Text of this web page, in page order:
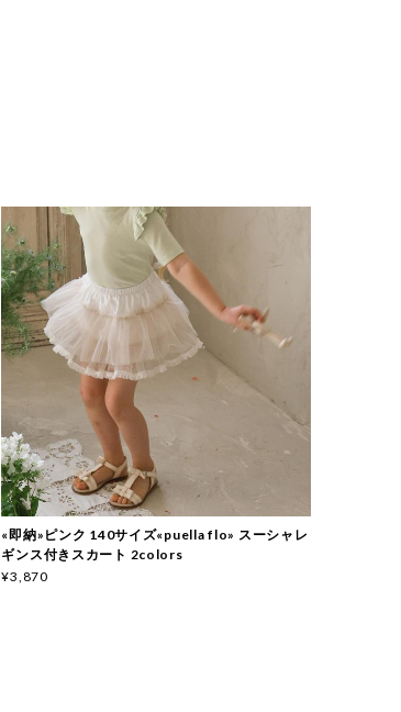
«即納»ピンク 140サイズ«puella flo» スーシャレ
ギンス付きスカート 2colors
¥3,870